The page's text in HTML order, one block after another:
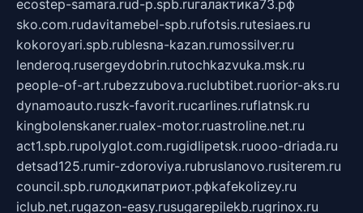
ecostep-samara.rud-p.spb.ruгалактика73.рф
sko.com.rudavitamebel-spb.rufotsis.rutesiaes.ru
kokoroyari.spb.rublesna-kazan.rumossilver.ru
lenderoq.rusergeydobrin.rutochkazvuka.msk.ru
people-of-art.rubezzubova.ruclubtibet.ruorior-aks.ru
dynamoauto.ruszk-favorit.rucarlines.ruflatnsk.ru
kingbolenskaner.rualex-motor.ruastroline.net.ru
act1.spb.rupolyglot.com.rugidlipetsk.ruooo-driada.ru
detsad125.rumir-zdoroviya.rubruslanovo.rusiterem.ru
council.spb.ruлодкипатриот.рфkafekolizey.ru
iclub.net.rugazon-easy.rusugarepilekb.rugrinox.ru